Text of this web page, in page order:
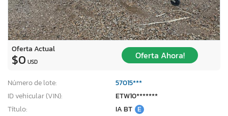
Oferta Actual
$0 USD
Oferta Ahora!
Número de lote:
57015***
ID vehicular (VIN):
ETW10*******
Título:
IA BT E